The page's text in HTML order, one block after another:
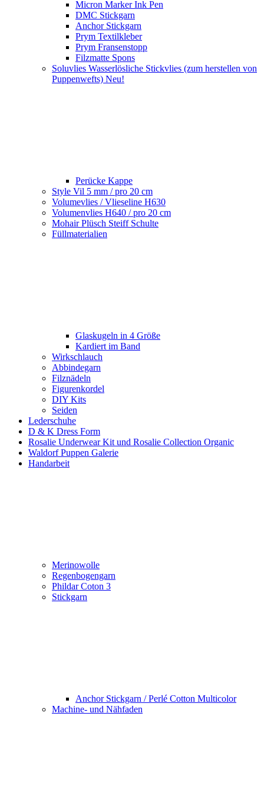
Micron Marker Ink Pen
DMC Stickgarn
Anchor Stickgarn
Prym Textilkleber
Prym Fransenstopp
Filzmatte Spons
Soluvlies Wasserlösliche Stickvlies (zum herstellen von
Puppenwefts) Neu!
Perücke Kappe
Style Vil 5 mm / pro 20 cm
Volumevlies / Vlieseline H630
Volumenvlies H640 / pro 20 cm
Mohair Plüsch Steiff Schulte
Füllmaterialien
Glaskugeln in 4 Größe
Kardiert im Band
Wirkschlauch
Abbindegarn
Filznädeln
Figurenkordel
DIY Kits
Seiden
Lederschuhe
D & K Dress Form
Rosalie Underwear Kit und Rosalie Collection Organic
Waldorf Puppen Galerie
Handarbeit
Merinowolle
Regenbogengarn
Phildar Coton 3
Stickgarn
Anchor Stickgarn / Perlé Cotton Multicolor
Machine- und Nähfaden